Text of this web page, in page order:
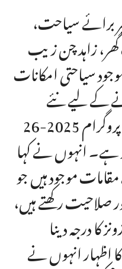
برائے سیاحت،
زاہد چن زیب
سیاحتی امکانات
کے لیے نئے
سیاحتی زونز کو سالانہ ترقیاتی پروگرام 2025-26
ہے۔ انہوں نے کہا
مقامات موجود ہیں جو
رکھتے ہیں،
کا درجہ دینا
انہوں نے